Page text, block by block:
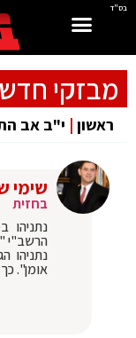
בס"ד
מבזקי
ראשון | י"ב אב
שימי
בחזית
נתניהו
הרשב"י
נתניהו
אומן".